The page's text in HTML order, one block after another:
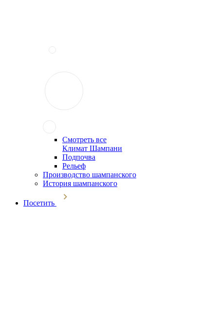
Смотреть все
Климат Шампани
Подпочва
Рельеф
Производство шампанского
История шампанского
Посетить